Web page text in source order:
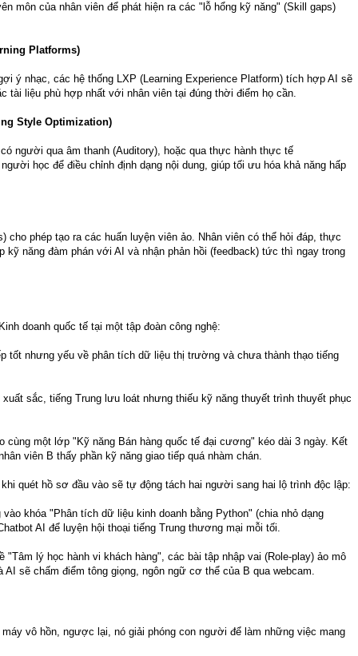
môn của nhân viên để phát hiện ra các "lỗ hổng kỹ năng" (Skill gaps)
Platforms)
ý nhạc, các hệ thống LXP (Learning Experience Platform) tích hợp AI sẽ
tài liệu phù hợp nhất với nhân viên tại đúng thời điểm họ cần.
Style Optimization)
người qua âm thanh (Auditory), hoặc qua thực hành thực tế
học để điều chỉnh định dạng nội dung, giúp tối ưu hóa khả năng hấp
phép tạo ra các huấn luyện viên ảo. Nhân viên có thể hỏi đáp, thực
kỹ năng đàm phán với AI và nhận phản hồi (feedback) tức thì ngay trong
doanh quốc tế tại một tập đoàn công nghệ:
tốt nhưng yếu về phân tích dữ liệu thị trường và chưa thành thạo tiếng
sắc, tiếng Trung lưu loát nhưng thiếu kỹ năng thuyết trình thuyết phục
cùng một lớp "Kỹ năng Bán hàng quốc tế đại cương" kéo dài 3 ngày. Kết
viên B thấy phần kỹ năng giao tiếp quá nhàm chán.
quét hồ sơ đầu vào sẽ tự động tách hai người sang hai lộ trình độc lập:
khóa "Phân tích dữ liệu kinh doanh bằng Python" (chia nhỏ dạng
AI để luyện hội thoại tiếng Trung thương mại mỗi tối.
lý học hành vi khách hàng", các bài tập nhập vai (Role-play) ảo mô
sẽ chấm điểm tông giọng, ngôn ngữ cơ thể của B qua webcam.
vô hồn, ngược lại, nó giải phóng con người để làm những việc mang